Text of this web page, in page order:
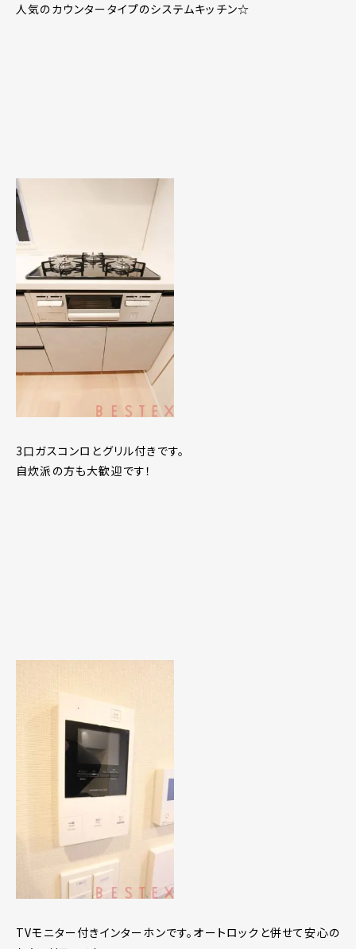
人気のカウンタータイプのシステムキッチン☆
3口ガスコンロとグリル付きです。
自炊派の方も大歓迎です！
TVモニター付きインターホンです。オートロックと併せて安心の